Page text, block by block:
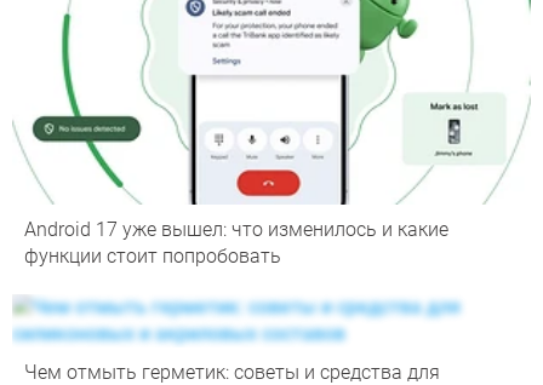
Android 17 уже вышел: что изменилось и какие
функции стоит попробовать
Чем отмыть герметик: советы и средства для